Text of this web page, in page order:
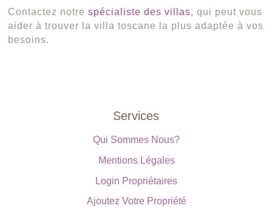
Contactez notrespécialiste des villas, qui peut vous
aider à trouver la villa toscane la plus adaptée à vos
besoins.
Services
Qui Sommes Nous?
Mentions Légales
Login Propriétaires
Ajoutez Votre Propriété